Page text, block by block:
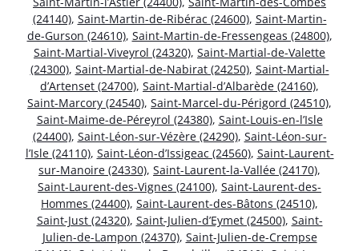
(24140), Saint-Martin-de-Ribérac (24600), Saint-Martin-
de-Gurson (24610), Saint-Martin-de-Fressengeas (24800),
Saint-Martial-Viveyrol (24320), Saint-Martial-de-Valette
(24300), Saint-Martial-de-Nabirat (24250), Saint-Martial-
d’Artenset (24700), Saint-Martial-d’Albarède (24160),
Saint-Marcory (24540), Saint-Marcel-du-Périgord (24510),
Saint-Maime-de-Péreyrol (24380), Saint-Louis-en-l’Isle
(24400), Saint-Léon-sur-Vézère (24290), Saint-Léon-sur-
l’Isle (24110), Saint-Léon-d’Issigeac (24560), Saint-Laurent-
sur-Manoire (24330), Saint-Laurent-la-Vallée (24170),
Saint-Laurent-des-Vignes (24100), Saint-Laurent-des-
Hommes (24400), Saint-Laurent-des-Bâtons (24510),
Saint-Just (24320), Saint-Julien-d’Eymet (24500), Saint-
Julien-de-Lampon (24370), Saint-Julien-de-Crempse